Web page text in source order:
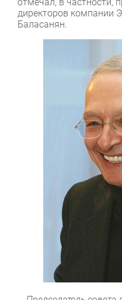
директоров компании
Баласанян.